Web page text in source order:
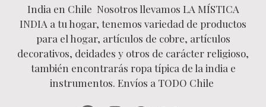
India en Chile Nosotros llevamos LA MÍSTICA
INDIA a tu hogar, tenemos variedad de productos
para el hogar, artículos de cobre, artículos
decorativos, deidades y otros de carácter religioso,
también encontrarás ropa típica de la india e
instrumentos. Envíos a TODO Chile